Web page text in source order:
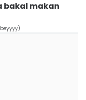
bakal makan